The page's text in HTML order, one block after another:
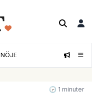
NÖJE
🕝 1 minuter